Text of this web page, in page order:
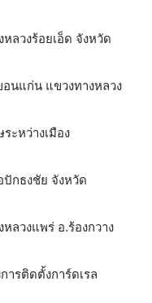
ลวงร้อยเอ็ด จังหวัด
อนแก่น แขวงทางหลวง
ะหว่างเมือง
ปักธงชัย จังหวัด
ลวงแพร่ อ.ร้องกวาง
ารติดตั้งการ์ดเรล